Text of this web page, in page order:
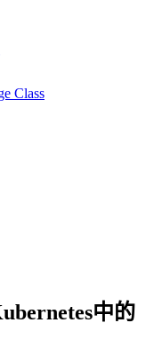
Class
中的